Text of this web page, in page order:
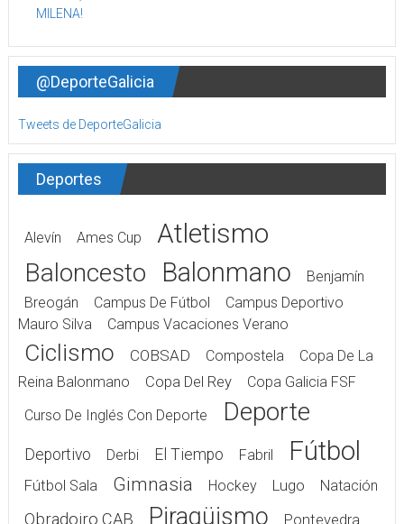
@DeporteGalicia
Tweets de DeporteGalicia
Deportes
Alevín Ames Cup Atletismo
Baloncesto Balonmano
Benjamín
Breogán
Campus De Fútbol
Campus Deportivo
Mauro Silva
Campus Vacaciones Verano
Ciclismo COBSAD Compostela
Copa De La
Reina Balonmano
Copa Del Rey
Copa Galicia FSF
Curso De Inglés Con Deporte
Deporte
Deportivo Derbi El Tiempo Fabril Fútbol
Fútbol Sala Gimnasia Hockey Lugo Natación
Obradoiro CAB Piragüismo
Pontevedra